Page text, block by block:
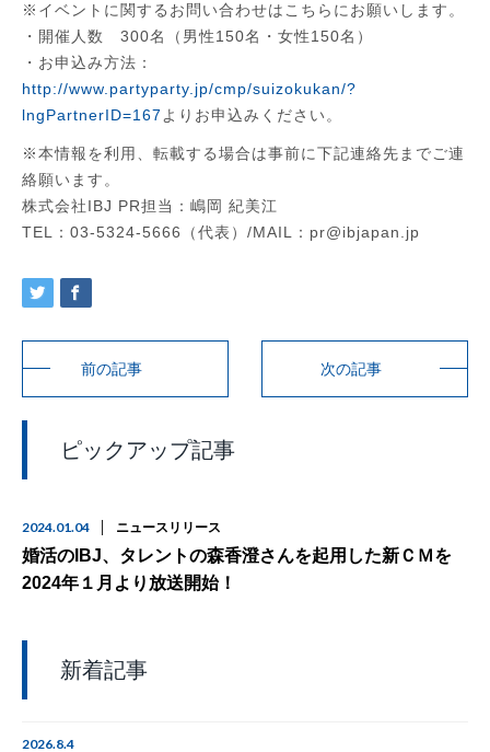
※イベントに関するお問い合わせはこちらにお願いします。
・開催人数 300名（男性150名・女性150名）
・お申込み方法：
http://www.partyparty.jp/cmp/suizokukan/?
lngPartnerID=167 よりお申込みください。
※本情報を利用、転載する場合は事前に下記連絡先までご連
絡願います。
株式会社IBJ PR担当：嶋岡 紀美江
TEL：03-5324-5666（代表）/MAIL：pr@ibjapan.jp
前の記事 次の記事
ピックアップ記事
2024.01.04 ニュースリリース
婚活のIBJ、タレントの森香澄さんを起用した新ＣＭを
2024年１月より放送開始！
新着記事
2026.8.4